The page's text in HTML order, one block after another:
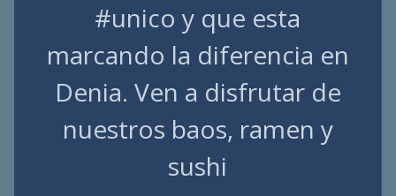
#unico y que esta
marcando la diferencia en
Denia. Ven a disfrutar de
nuestros baos, ramen y
sushi